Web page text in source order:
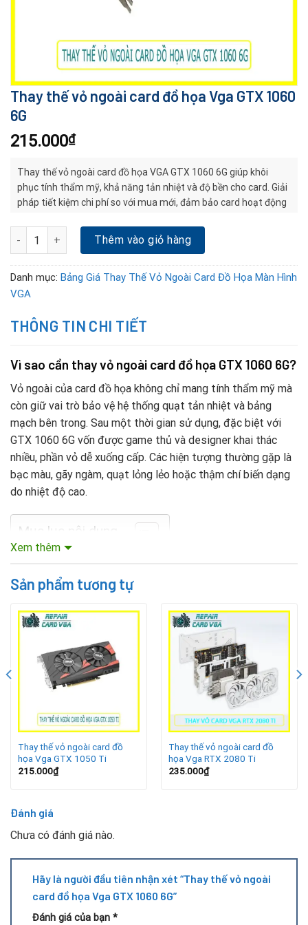
Thay thế vỏ ngoài card đồ họa Vga GTX 1060
6G
215.000₫
Thay thế vỏ ngoài card đồ họa VGA GTX 1060 6G giúp khôi
phục tính thẩm mỹ, khả năng tản nhiệt và độ bền cho card. Giải
pháp tiết kiệm chi phí so với mua mới, đảm bảo card hoạt động
Thay thế vỏ ngoài card đồ họa Vga GTX 1060 6G số lượng
Thêm vào giỏ hàng
Danh mục: Bảng Giá Thay Thế Vỏ Ngoài Card Đồ Họa Màn Hình
VGA
THÔNG TIN CHI TIẾT
Vì sao cần thay vỏ ngoài card đồ họa GTX 1060 6G?
Vỏ ngoài của card đồ họa không chỉ mang tính thẩm mỹ mà
còn giữ vai trò bảo vệ hệ thống quạt tản nhiệt và bảng
mạch bên trong. Sau một thời gian sử dụng, đặc biệt với
GTX 1060 6G vốn được game thủ và designer khai thác
nhiều, phần vỏ dễ xuống cấp. Các hiện tượng thường gặp là
bạc màu, gãy ngàm, quạt lỏng lẻo hoặc thậm chí biến dạng
do nhiệt độ cao.
Mục lục nội dung
đây là lựa chọn tốn kém. Thực tế,
bền bỉ, tiết kiệm chi phí mà vẫn đảm bảo hiệu năng.
Lợi ích khi thay vỏ ngoài VGA GTX 1060 6G
Bảo vệ linh kiện: Vỏ mới giúp card tránh được tác động
từ va chạm, bụi bẩn và độ ẩm.
Xem thêm
Sản phẩm tương tự
Thay thế vỏ ngoài card đồ
họa Vga GTX 1050 Ti
215.000₫
Thay thế vỏ ngoài card đồ
họa Vga RTX 2080 Ti
235.000₫
Đánh giá
Chưa có đánh giá nào.
Hãy là người đầu tiên nhận xét “Thay thế vỏ ngoài
card đồ họa Vga GTX 1060 6G”
Đánh giá của bạn *